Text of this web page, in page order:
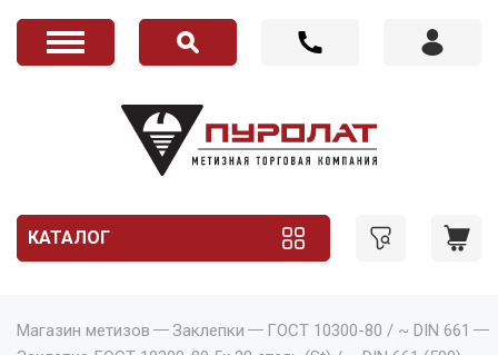
КАТАЛОГ
Магазин метизов Заклепки
ГОСТ 10300-80 / ~ DIN 661